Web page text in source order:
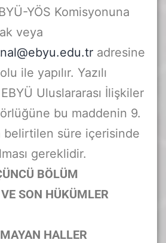
YÖS Komisyonuna
veya
adresine
ile yapılır. Yazılı
Uluslararası İlişkiler
bu maddenin 9.
belirtilen süre içerisinde
gereklidir.
BÖLÜM
SON HÜKÜMLER
HALLER